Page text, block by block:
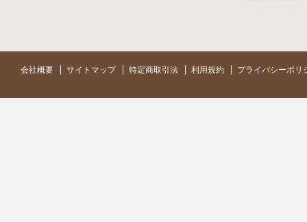
会社概要 サイトマップ 特定商取引法 利用規約 プライバシーポリ